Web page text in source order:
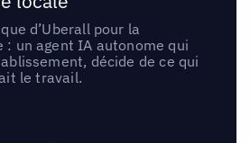
d’Uberall pour la
: un agent IA autonome qui
décide de ce qui
le travail.